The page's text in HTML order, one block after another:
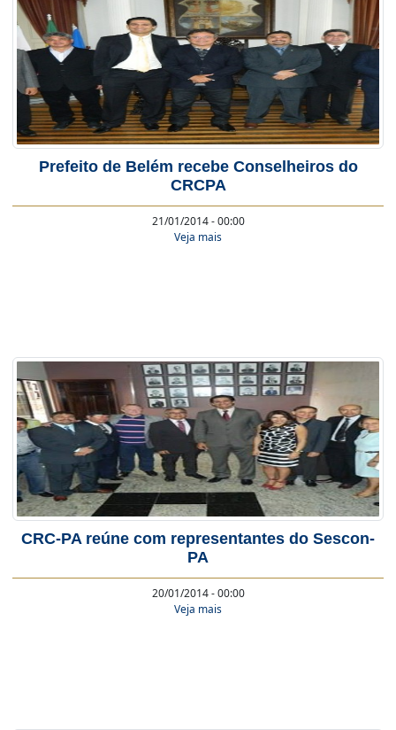
Prefeito de Belém recebe Conselheiros do
CRCPA
21/01/2014 - 00:00
Veja mais
CRC-PA reúne com representantes do Sescon-
PA
20/01/2014 - 00:00
Veja mais